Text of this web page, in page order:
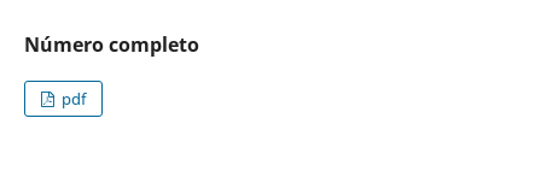
Número completo
pdf